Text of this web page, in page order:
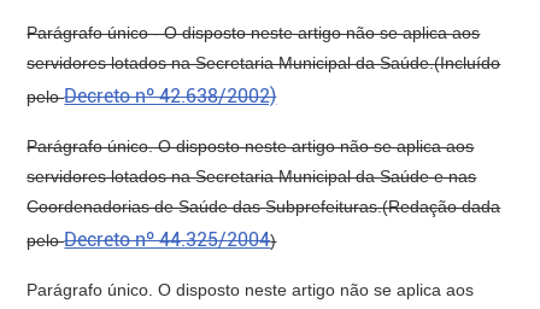
Parágrafo único - O disposto neste artigo não se aplica aos
servidores lotados na Secretaria Municipal da Saúde.(Incluído
peloDecreto nº 42.638/2002)
Parágrafo único. O disposto neste artigo não se aplica aos
servidores lotados na Secretaria Municipal da Saúde e nas
Coordenadorias de Saúde das Subprefeituras.(Redação dada
peloDecreto nº 44.325/2004)
Parágrafo único. O disposto neste artigo não se aplica aos